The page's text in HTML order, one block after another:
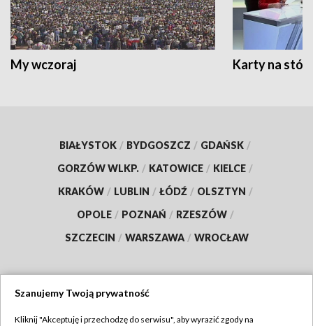
My wczoraj Karty na
BIAŁYSTOK / BYDGOSZCZ / GDAŃSK /
GORZÓW WLKP. / KATOWICE / KIELCE /
KRAKÓW / LUBLIN / ŁÓDŹ / OLSZTYN /
OPOLE / POZNAŃ / RZESZÓW /
SZCZECIN / WARSZAWA / WROCŁAW
Szanujemy Twoją prywatność
Kliknij "Akceptuję i przechodzę do serwisu", aby wyrazić zgody na